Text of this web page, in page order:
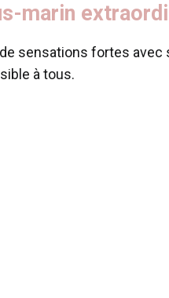
marin
sensations fortes
à tous.